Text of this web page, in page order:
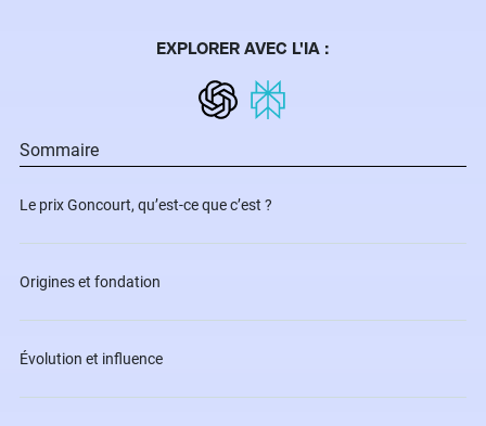
EXPLORER AVEC L'IA :
Sommaire
Le prix Goncourt, qu’est-ce que c’est ?
Origines et fondation
Évolution et influence